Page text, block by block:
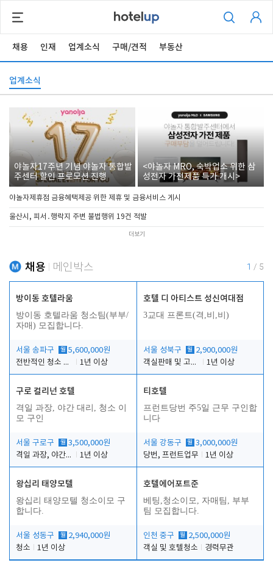
채용 인재 업계소식 구매/견적 부동산
업계소식
야놀자17주년 기념 야놀자 통합발
주센터 할인 프로모션 진행
<야놀자 MRO, 숙박업소 위한 삼
성전자 가전제품 특가 개시>
야놀자제휴점 금융혜택제공 위한 제휴 및 금융서비스 게시
울산시, 피서․행락지 주변 불법행위 19건 적발
더보기
채용 메인박스 1 / 5
방이동 호텔라움
방이동 호텔라움 청소팀(부부/
자매) 모집합니다.
서울 송파구 월 5,600,000원
전반적인 청소 업무(객실청소.객실정리)
1년 이상
호텔 디 아티스트 성신여대점
3교대 프론트(격,비,비)
서울 성북구 월 2,900,000원
객실판매 및 고객응대
1년 이상
구로 컬리넌 호텔
격일 과장, 야간 대리, 청소 이
모 구인
서울 구로구 월 3,500,000원
격일 과장, 야간 대리, 청소 이모
1년 이상
티호텔
프런트당번 주5일 근무 구인합
니다
서울 강동구 월 3,000,000원
당번, 프런트업무
1년 이상
왕십리 태양모텔
왕십리 태양모텔 청소이모 구
합니다.
서울 성동구 월 2,940,000원
청소
1년 이상
호텔에어포트준
베팅,청소이모, 자매팀, 부부
팀 모집합니다.
인천 중구 월 2,500,000원
객실 및 호텔청소
경력무관